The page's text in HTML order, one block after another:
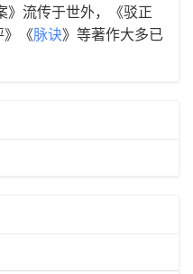
》流传于世外，《驳正
》《脉诀》等著作大多已